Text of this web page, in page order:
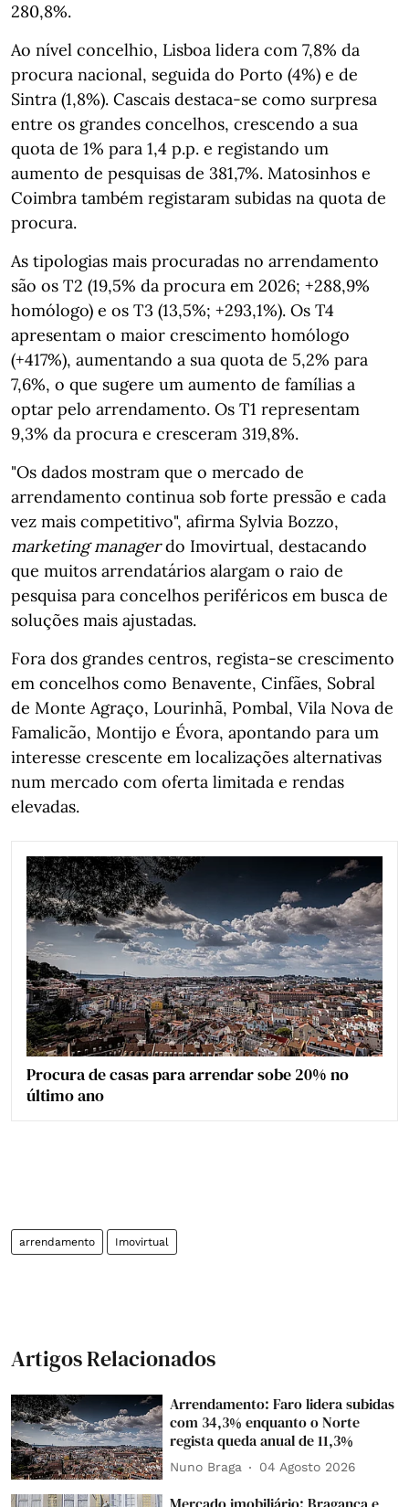
280,8%.
Ao nível concelhio, Lisboa lidera com 7,8% da
procura nacional, seguida do Porto (4%) e de
Sintra (1,8%). Cascais destaca‑se como surpresa
entre os grandes concelhos, crescendo a sua
quota de 1% para 1,4 p.p. e registando um
aumento de pesquisas de 381,7%. Matosinhos e
Coimbra também registaram subidas na quota de
procura.
As tipologias mais procuradas no arrendamento
são os T2 (19,5% da procura em 2026; +288,9%
homólogo) e os T3 (13,5%; +293,1%). Os T4
apresentam o maior crescimento homólogo
(+417%), aumentando a sua quota de 5,2% para
7,6%, o que sugere um aumento de famílias a
optar pelo arrendamento. Os T1 representam
9,3% da procura e cresceram 319,8%.
"Os dados mostram que o mercado de
arrendamento continua sob forte pressão e cada
vez mais competitivo", afirma Sylvia Bozzo,
marketing managerdo Imovirtual, destacando
que muitos arrendatários alargam o raio de
pesquisa para concelhos periféricos em busca de
soluções mais ajustadas.
Fora dos grandes centros, regista‑se crescimento
em concelhos como Benavente, Cinfães, Sobral
de Monte Agraço, Lourinhã, Pombal, Vila Nova de
Famalicão, Montijo e Évora, apontando para um
interesse crescente em localizações alternativas
num mercado com oferta limitada e rendas
elevadas.
Procura de casas para arrendar sobe 20% no
último ano
arrendamento Imovirtual
Artigos Relacionados
Arrendamento: Faro lidera subidas
com 34,3% enquanto o Norte
regista queda anual de 11,3%
Nuno Braga 04 Agosto 2026